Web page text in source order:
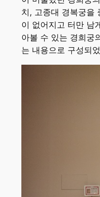
치, 고종대 경복궁을
이 없어지고 터만 남
아볼 수 있는 경희궁
는 내용으로 구성되